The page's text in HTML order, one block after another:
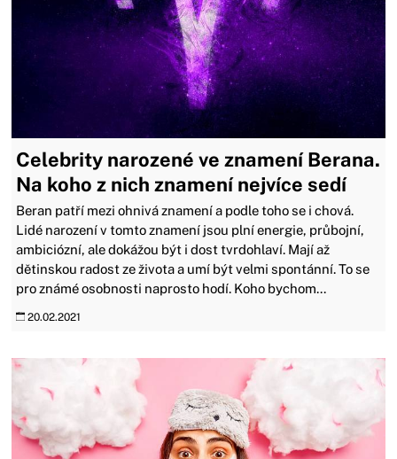
Celebrity narozené ve znamení Berana.
Na koho z nich znamení nejvíce sedí
Beran patří mezi ohnivá znamení a podle toho se i chová.
Lidé narození v tomto znamení jsou plní energie, průbojní,
ambiciózní, ale dokážou být i dost tvrdohlaví. Mají až
dětinskou radost ze života a umí být velmi spontánní. To se
pro známé osobnosti naprosto hodí. Koho bychom...
20.02.2021